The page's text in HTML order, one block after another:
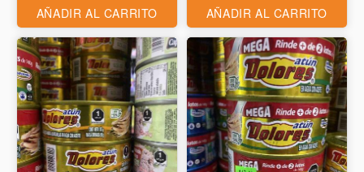
AÑADIR AL CARRITO AÑADIR AL CARRITO